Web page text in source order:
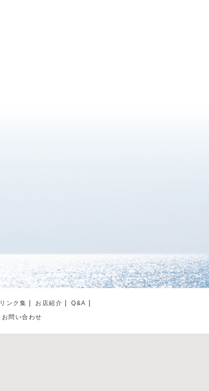
リンク集 お店紹介
Q&A
お問い合わせ